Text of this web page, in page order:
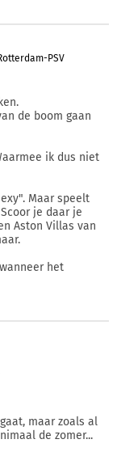
PSV
de boom gaan
ik dus niet
Maar speelt
je daar je
Aston Villas van
het
maar zoals al
de zomer...